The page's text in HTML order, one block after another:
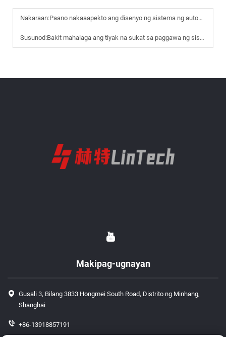
Nakaraan:Paano nakaaapekto ang disenyo ng sistema ng automotive body panel sa integridad na istruktural ng mga sasakyan
Susunod:Bakit mahalaga ang tiyak na sukat sa paggawa ng sistema ng automotive body panel
Makipag-ugnayan
Gusali 3, Bilang 3833 Hongmei South Road, Distrito ng Minhang,
Shanghai
+86-13918857191